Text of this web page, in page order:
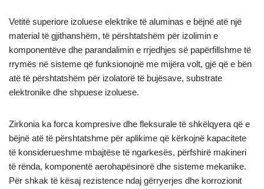
Vetitë superiore izoluese elektrike të aluminas e bëjnë atë një
material të gjithanshëm, të përshtatshëm për izolimin e
komponentëve dhe parandalimin e rrjedhjes së papërfillshme të
rrymës në sisteme që funksionojnë me mijëra volt, gjë që e bën
atë të përshtatshëm për izolatorë të bujësave, substrate
elektronike dhe shpuese izoluese.
Zirkonia ka forca kompresive dhe fleksurale të shkëlqyera që e
bëjnë atë të përshtatshme për aplikime që kërkojnë kapacitete
të konsiderueshme mbajtëse të ngarkesës, përfshirë makineri
të rënda, komponentë aerohapësinorë dhe sisteme mekanike.
Për shkak të kësaj rezistence ndaj gërryerjes dhe korrozionit